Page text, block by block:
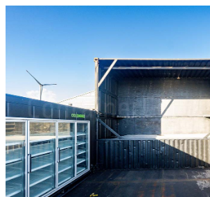
Aller
au
contenu